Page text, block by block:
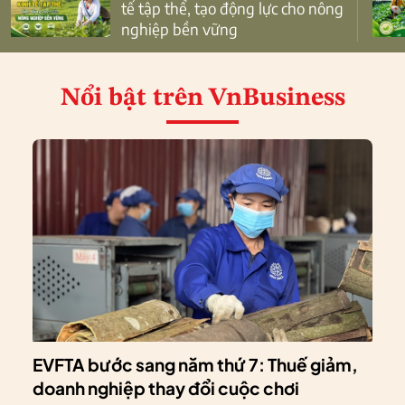
tế tập thể, tạo động lực cho nông
nghiệp bền vững
Nổi bật trên VnBusiness
EVFTA bước sang năm thứ 7: Thuế giảm,
doanh nghiệp thay đổi cuộc chơi